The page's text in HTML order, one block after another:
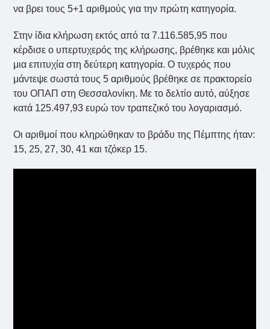
να βρει τους 5+1 αριθμούς για την πρώτη κατηγορία.
Στην ίδια κλήρωση εκτός από τα 7.116.585,95 που
κέρδισε ο υπερτυχερός της κλήρωσης, βρέθηκε και μόλις
μια επιτυχία στη δεύτερη κατηγορία. Ο τυχερός που
μάντεψε σωστά τους 5 αριθμούς βρέθηκε σε πρακτορείο
του ΟΠΑΠ στη Θεσσαλονίκη. Με το δελτίο αυτό, αύξησε
κατά 125.497,93 ευρώ τον τραπεζικό του λογαριασμό.
Οι αριθμοί που κληρώθηκαν το βράδυ της Πέμπτης ήταν:
15, 25, 27, 30, 41 και τζόκερ 15.